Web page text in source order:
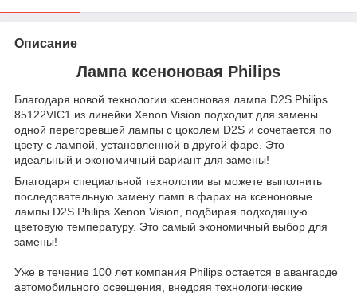
Описание
Лампа ксеноновая Philips
Благодаря новой технологии ксеноновая лампа D2S Philips
85122VIC1 из линейки Xenon Vision подходит для замены
одной перегоревшей лампы с цоколем D2S и сочетается по
цвету с лампой, установленной в другой фаре. Это
идеальный и экономичный вариант для замены!
Благодаря специальной технологии вы можете выполнить
последовательную замену ламп в фарах на ксеноновые
лампы D2S Philips Xenon Vision, подбирая подходящую
цветовую температуру. Это самый экономичный выбор для
замены!
Уже в течение 100 лет компания Philips остается в авангарде
автомобильного освещения, внедряя технологические